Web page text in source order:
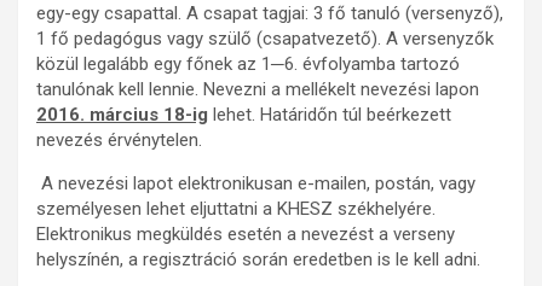
egy-egy csapattal. A csapat tagjai: 3 fő tanuló (versenyző),
1 fő pedagógus vagy szülő (csapatvezető). A versenyzők
közül legalább egy főnek az 1─6. évfolyamba tartozó
tanulónak kell lennie. Nevezni a mellékelt nevezési lapon
2016. március 18-ig lehet. Határidőn túl beérkezett
nevezés érvénytelen.
A nevezési lapot elektronikusan e-mailen, postán, vagy
személyesen lehet eljuttatni a KHESZ székhelyére.
Elektronikus megküldés esetén a nevezést a verseny
helyszínén, a regisztráció során eredetben is le kell adni.